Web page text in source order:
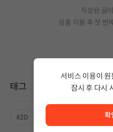
작성된 글
상품 이용 후 첫 번
태그
#2D #스토리중심
서비스 이용이
잠시 후 다시
확